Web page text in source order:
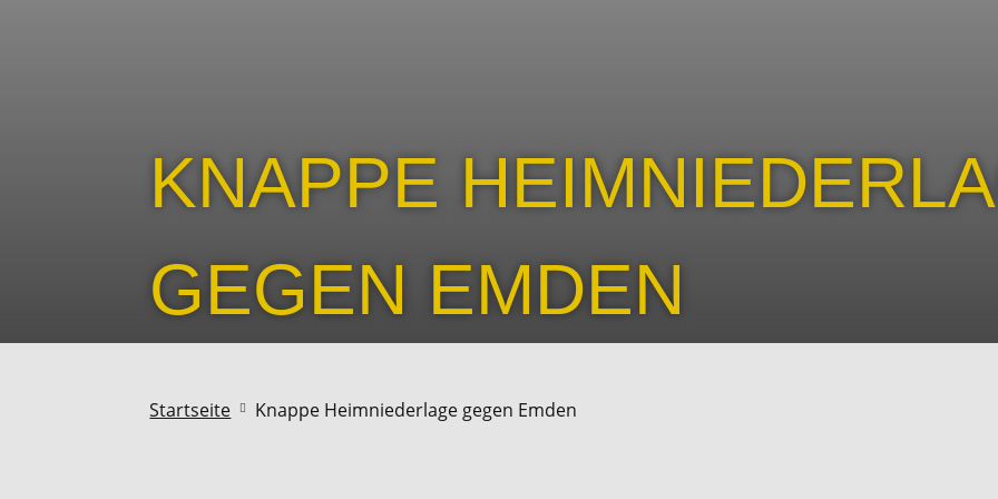
KNAPPE
GEGEN EMDEN
Startseite  Knappe Heimniederlage gegen Emden